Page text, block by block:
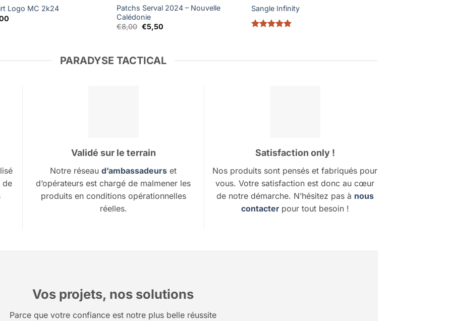
Logo MC 2k24
Patchs Serval 2024 – Nouvelle
Calédonie
€8,00 Le
prix
€5,50Le
Sangle Infinity
PARADYSE TACTICAL
de
Validé sur le terrain
Notre réseau d’ambassadeurs et
d’opérateurs est chargé de malmener les
produits en conditions opérationnelles
réelles.
Satisfaction only !
Nos produits sont pensés et fabriqués pour
vous. Votre satisfaction est donc au cœur
de notre démarche. N’hésitez pas à nous
contacter pour tout besoin !
Vos projets, nos solutions
Parce que votre confiance est notre plus belle réussite